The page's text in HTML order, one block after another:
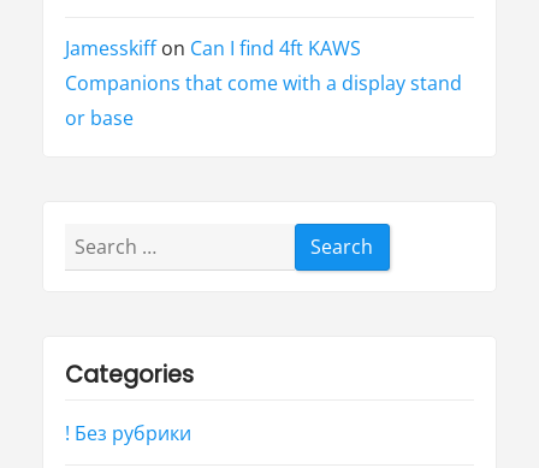
Jamesskiffon Can I find 4ft KAWS
Companions that come with a display stand
or base
Search
for:
Categories
! Без рубрики